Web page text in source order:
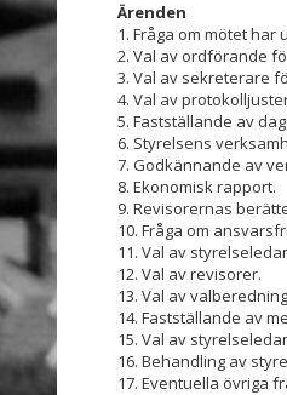
Ärenden
1. Fråga om mötet har
2. Val av ordförande
3. Val av sekreterare
4. Val av
5. Fastställande av
6. Styrelsens
7. Godkännande av
8. Ekonomisk rapport.
9. Revisorernas
10. Fråga om
11. Val av
12. Val av revisorer.
13. Val av
14. Fastställande av
15. Val av
16. Behandling av
17. Eventuella övriga